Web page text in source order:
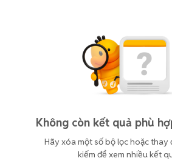
Không còn kết quả phù
Hãy xóa một số bộ lọc hoặc thay
kiếm để xem nhiều kết